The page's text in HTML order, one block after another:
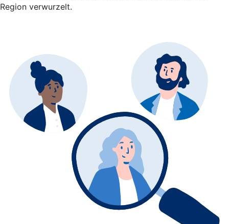
Region verwurzelt.